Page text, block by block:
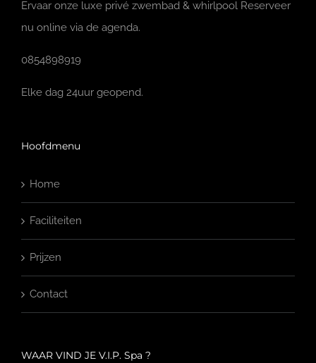
Ervaar onze luxe privé zwembad & whirlpool Reserveer
nu online via de agenda.
0854898919
Elke dag 24uur geopend.
Hoofdmenu
Home
Faciliteiten
Prijzen
Contact
WAAR VIND JE V.I.P. Spa ?